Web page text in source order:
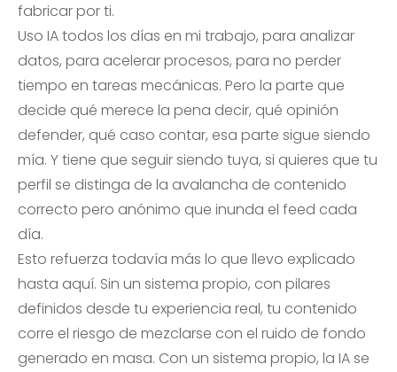
fabricar por ti.
Uso IA todos los días en mi trabajo, para analizar
datos, para acelerar procesos, para no perder
tiempo en tareas mecánicas. Pero la parte que
decide qué merece la pena decir, qué opinión
defender, qué caso contar, esa parte sigue siendo
mía. Y tiene que seguir siendo tuya, si quieres que tu
perfil se distinga de la avalancha de contenido
correcto pero anónimo que inunda el feed cada
día.
Esto refuerza todavía más lo que llevo explicado
hasta aquí. Sin un sistema propio, con pilares
definidos desde tu experiencia real, tu contenido
corre el riesgo de mezclarse con el ruido de fondo
generado en masa. Con un sistema propio, la IA se